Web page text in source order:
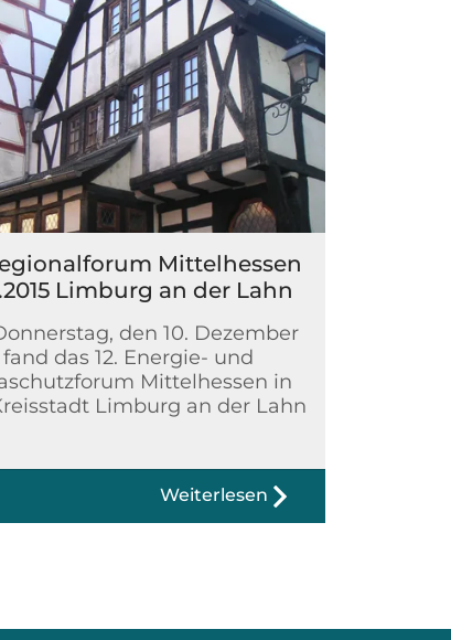
Mittelhessen
Limburg an der Lahn
den 10. Dezember
fand das 12. Energie- und
Mittelhessen in
Limburg an der Lahn
Weiterlesen